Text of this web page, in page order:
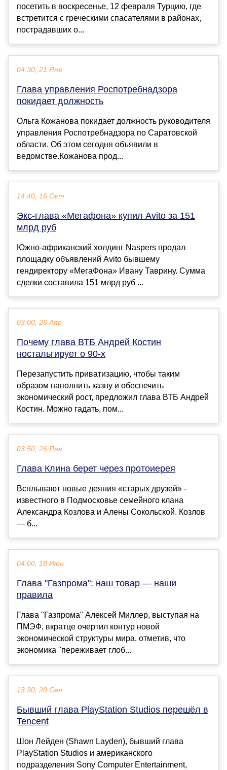
посетить в воскресенье, 12 февраля Турцию, где
встретится с греческими спасателями в районах,
пострадавших о...
04:30, 21 Янв
Глава управления Роспотребнадзора
покидает должность
Ольга Кожанова покидает должность руководителя
управления Роспотребнадзора по Саратовской
области. Об этом сегодня объявили в
ведомстве.Кожанова прод...
14:40, 16 Окт
Экс-глава «Мегафона» купил Avito за 151
млрд руб
Южно-африканский холдинг Naspers продал
площадку объявлений Avito бывшему
гендиректору «МегаФона» Ивану Таврину. Сумма
сделки составила 151 млрд руб ...
03:00, 26 Апр
Почему глава ВТБ Андрей Костин
ностальгирует о 90-х
Перезапустить приватизацию, чтобы таким
образом наполнить казну и обеспечить
экономический рост, предложил глава ВТБ Андрей
Костин. Можно гадать, пом...
03:50, 26 Янв
Глава Клина берет через протоиерея
Всплывают новые деяния «старых друзей» -
известного в Подмосковье семейного клана
Александра Козлова и Алены Сокольской. Козлов
— б...
04:00, 18 Июн
Глава "Газпрома": наш товар — наши
правила
Глава "Газпрома" Алексей Миллер, выступая на
ПМЭФ, вкратце очертил контур новой
экономической структуры мира, отметив, что
экономика "переживает глоб...
13:30, 20 Сен
Бывший глава PlayStation Studios перешёл в
Tencent
Шон Лейден (Shawn Layden), бывший глава
PlayStation Studios и американского
подразделения Sony Computer Entertainment,